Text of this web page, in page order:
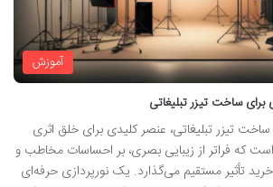
آموزش
برای ساخت تیزر تبلیغاتی
ساخت تیزر تبلیغاتی، عنصر کلیدی برای خلق اثری
است که فراتر از زیبایی بصری، بر احساسات مخاطب و
تأثیر مستقیم می‌گذارد. یک نورپردازی حرفه‌ای